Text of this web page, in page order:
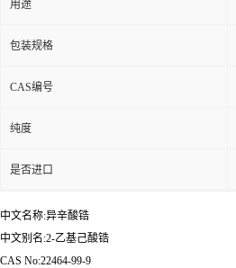
用途
包装规格
CAS编号
纯度
是否进口
中文名称:异辛酸锆
中文别名:2-乙基己酸锆
CAS No:22464-99-9